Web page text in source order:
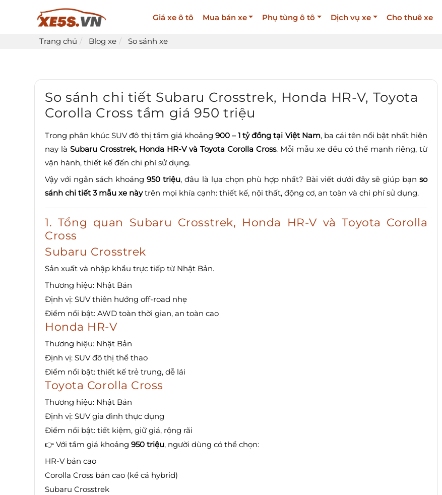
Giá xe ô tô Mua bán xe Phụ tùng ô tô Dịch vụ xe Cho thuê xe
Trang chủ Blog xe So sánh xe
So sánh chi tiết Subaru Crosstrek, Honda HR-V, Toyota
Corolla Cross tầm giá 950 triệu
Trong phân khúc SUV đô thị tầm giá khoảng 900 – 1 tỷ đồng tại Việt Nam, ba cái tên nổi bật nhất hiện
nay là Subaru Crosstrek, Honda HR-V và Toyota Corolla Cross. Mỗi mẫu xe đều có thế mạnh riêng, từ
vận hành, thiết kế đến chi phí sử dụng.
Vậy với ngân sách khoảng950 triệu, đâu là lựa chọn phù hợp nhất? Bài viết dưới đây sẽ giúp bạnso
sánh chi tiết 3 mẫu xe nàytrên mọi khía cạnh: thiết kế, nội thất, động cơ, an toàn và chi phí sử dụng.
1. Tổng quan Subaru Crosstrek, Honda HR-V và Toyota Corolla
Cross
Subaru Crosstrek
Sản xuất và nhập khẩu trực tiếp từ Nhật Bản.
Thương hiệu: Nhật Bản
Định vị: SUV thiên hướng off-road nhẹ
Điểm nổi bật: AWD toàn thời gian, an toàn cao
Honda HR-V
Thương hiệu: Nhật Bản
Định vị: SUV đô thị thể thao
Điểm nổi bật: thiết kế trẻ trung, dễ lái
Toyota Corolla Cross
Thương hiệu: Nhật Bản
Định vị: SUV gia đình thực dụng
Điểm nổi bật: tiết kiệm, giữ giá, rộng rãi
👉 Với tầm giá khoảng 950 triệu, người dùng có thể chọn:
HR-V bản cao
Corolla Cross bản cao (kể cả hybrid)
Subaru Crosstrek